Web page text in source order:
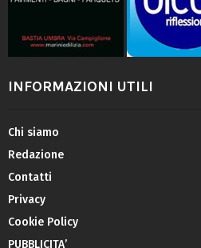
INFORMAZIONI UTILI
Chi siamo
Redazione
Contatti
Privacy
Cookie Policy
PUBBLICITA’